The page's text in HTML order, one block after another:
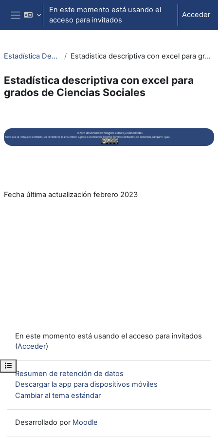
Salta al contenido principal
Panel lateral
En este momento está usando el
acceso para invitados
Acceder
Abrir índice del curso
Estadística Descrip. Excel Estadística descriptiva con excel para grados de Ciencias Sociales
Estadística descriptiva con excel para
grados de Ciencias Sociales
Fecha última actualización febrero 2023
En este momento está usando el acceso para invitados
(Acceder)
Resumen de retención de datos
Descargar la app para dispositivos móviles
Cambiar al tema estándar
Desarrollado por Moodle